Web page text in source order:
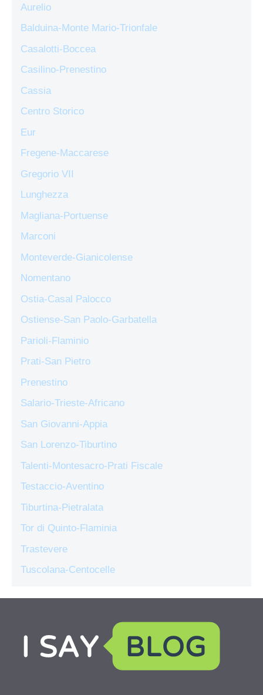
Aurelio
Balduina-Monte Mario-Trionfale
Casalotti-Boccea
Casilino-Prenestino
Cassia
Centro Storico
Eur
Fregene-Maccarese
Gregorio VII
Lunghezza
Magliana-Portuense
Marconi
Monteverde-Gianicolense
Nomentano
Ostia-Casal Palocco
Ostiense-San Paolo-Garbatella
Parioli-Flaminio
Prati-San Pietro
Prenestino
Salario-Trieste-Africano
San Giovanni-Appia
San Lorenzo-Tiburtino
Talenti-Montesacro-Prati Fiscale
Testaccio-Aventino
Tiburtina-Pietralata
Tor di Quinto-Flaminia
Trastevere
Tuscolana-Centocelle